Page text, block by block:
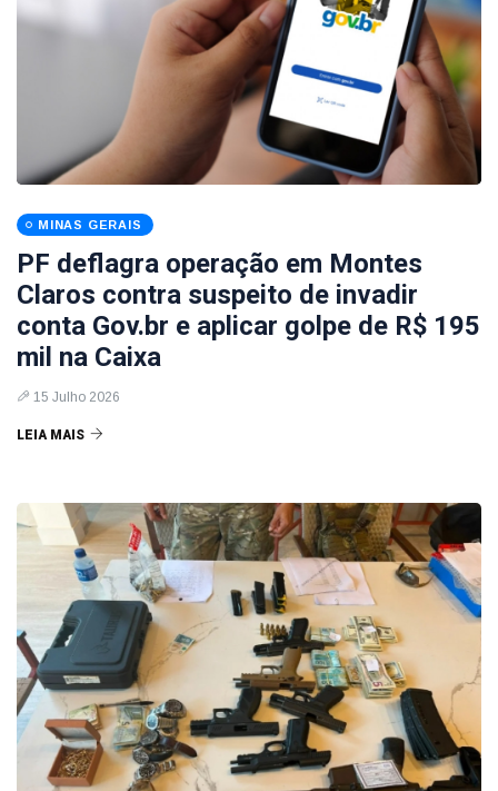
MINAS GERAIS
PF deflagra operação em Montes
Claros contra suspeito de invadir
conta Gov.br e aplicar golpe de R$ 195
mil na Caixa
15 Julho 2026
LEIA MAIS